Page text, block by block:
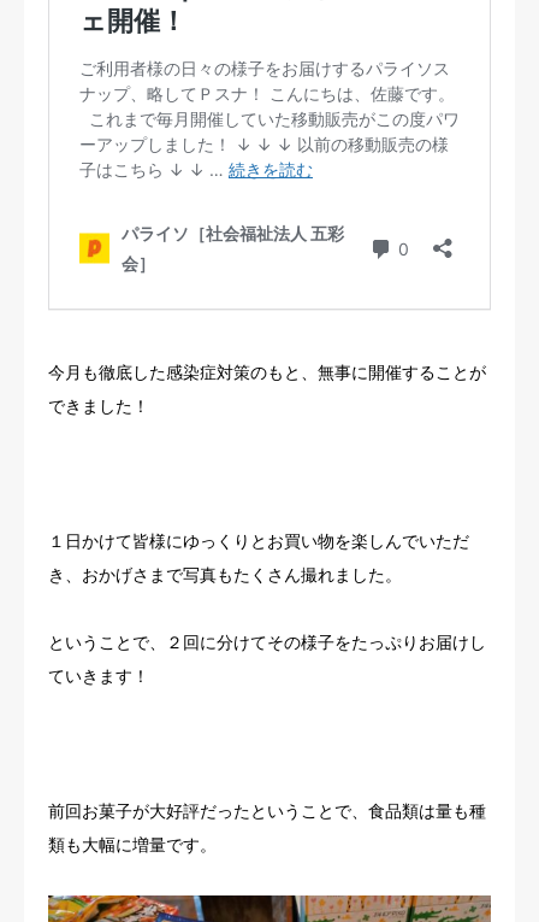
今月も徹底した感染症対策のもと、無事に開催することが
できました！
１日かけて皆様にゆっくりとお買い物を楽しんでいただ
き、おかげさまで写真もたくさん撮れました。
ということで、２回に分けてその様子をたっぷりお届けし
ていきます！
前回お菓子が大好評だったということで、食品類は量も種
類も大幅に増量です。